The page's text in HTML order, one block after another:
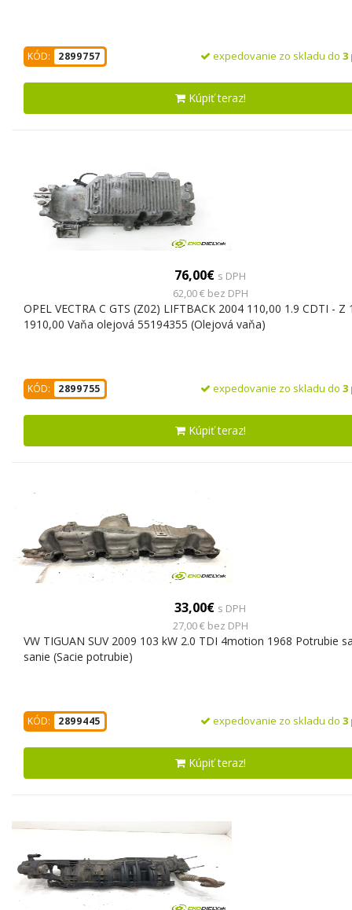
KÓD: 2899757 expedovanie zo skladu do 3
Kúpiť teraz!
76,00€ s DPH
62,00 € bez DPH
OPEL VECTRA C GTS (Z02) LIFTBACK 2004 110,00 1.9 CDTI - Z
1910,00 Vaňa olejová 55194355 (Olejová vaňa)
KÓD: 2899755 expedovanie zo skladu do 3
Kúpiť teraz!
33,00€ s DPH
27,00 € bez DPH
VW TIGUAN SUV 2009 103 kW 2.0 TDI 4motion 1968 Potrubie
sanie (Sacie potrubie)
KÓD: 2899445 expedovanie zo skladu do 3
Kúpiť teraz!